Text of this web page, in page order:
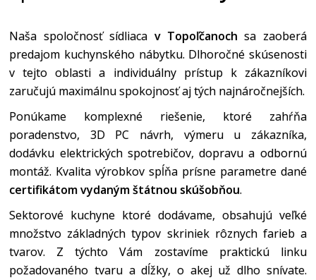
Naša spoločnosť sídliaca v Topoľčanoch sa zaoberá
predajom kuchynského nábytku. Dlhoročné skúsenosti
v tejto oblasti a individuálny prístup k zákazníkovi
zaručujú maximálnu spokojnosť aj tých najnáročnejších.
Ponúkame komplexné riešenie, ktoré zahŕňa
poradenstvo, 3D PC návrh, výmeru u zákazníka,
dodávku elektrických spotrebičov, dopravu a odbornú
montáž. Kvalita výrobkov spĺňa prísne parametre dané
certifikátom vydaným štátnou skúšobňou.
Sektorové kuchyne ktoré dodávame, obsahujú veľké
množstvo základných typov skriniek rôznych farieb a
tvarov. Z týchto Vám zostavíme praktickú linku
požadovaného tvaru a dĺžky, o akej už dlho snívate.